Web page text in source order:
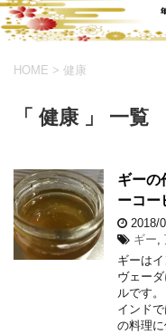
HOME > 健康
「 健康 」 一覧
ギーの
ーコー
2018/
ギー,
ギーは
ヴェー
ルです
インド
の料理